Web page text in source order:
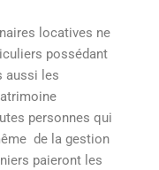
locatives ne
possédant
aussi les
personnes qui
de la gestion
paieront les